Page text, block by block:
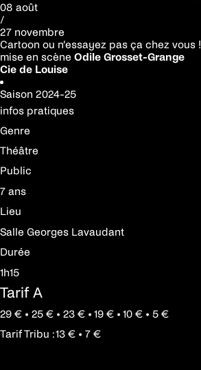
08 août
/
27 novembre
Cartoon ou n’essayez pas ça chez vous !
mise en scène Odile Grosset-Grange
Cie de Louise
Saison 2024-25
infos pratiques
Genre
Théâtre
Public
7 ans
Lieu
Salle Georges Lavaudant
Durée
1h15
Tarif A
29 € • 25 € • 23 € • 19 € • 10 € • 5 €
Tarif Tribu : 13 € • 7 €